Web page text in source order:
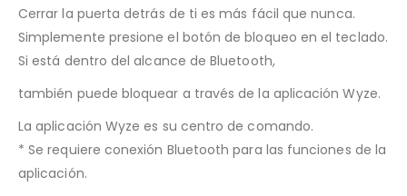
Cerrar la puerta detrás de ti es más fácil que nunca.
Simplemente presione el botón de bloqueo en el teclado.
Si está dentro del alcance de Bluetooth,
también puede bloquear a través de la aplicación Wyze.
La aplicación Wyze es su centro de comando.
* Se requiere conexión Bluetooth para las funciones de la
aplicación.